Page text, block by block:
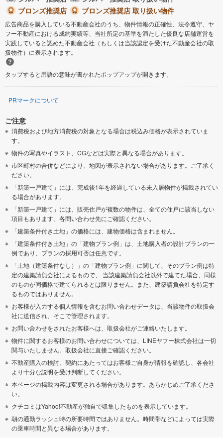
ブロンズ推奨店
ブロンズ推奨店 取り扱い物件
広告商品を購入している不動産会社のうち、物件情報の正確性、法令遵守、ヤ
フー不動産における成約実績等、当社所定の基準を満たした優良な店舗運営を
実践していると認めた不動産会社（もしくは当該認定を受けた不動産会社の取
扱物件）に表示されます。
タップすると用語の意味が書かれたポップアップが開きます。
PRマークについて
ご注意
消費税および地方消費税の対象となる場合は税込み価格が表示されていま
す。
物件の写真やイラスト、CGなどは実際と異なる場合があります。
市区町村の合併などにより、地図が表示されない場合があります。ご了承く
ださい。
「新築一戸建て」には、完成後1年を経過している未入居物件が掲載されてい
る場合があります。
「新築一戸建て」には、販売住戸が複数の物件は、全ての住戸に該当しない
項目もあります。各問い合わせ先にご確認ください。
「建築条件付き土地」の価格には、建物価格は含まれません。
「建築条件付き土地」の「建物プラン例」は、土地購入者の設計プランの一
例であり、プランの採用可否は任意です。
「土地（建築条件なし）」の「建物プラン例」に関して、そのプラン例は特
定の建築請負会社によるもので、 当該建築請負会社以外で建てた場合、同様
のものが同価格で建てられるとは限りません。また、建築請負会社を特定す
るものではありません。
お客様が入力する個人情報を含むお問い合わせデータは、当該物件の取扱会
社に送信され、そこで管理されます。
お問い合わせをされたお客様へは、取扱会社がご連絡いたします。
物件に関するお客様のお問い合わせについては、LINEヤフー株式会社は一切
関与いたしません。取扱会社に直接ご確認ください。
不動産購入の検討、契約にあたってはお客様ご自身が情報を確認し、各会社
より十分な説明を受け判断してください。
本ページの掲載内容は変更される場合があります。あらかじめご了承くださ
い。
クチコミはYahoo!不動産が独自で収集したものを表示しています。
朝の通勤ラッシュ時の所要時間ではありません。時間帯などによっては実際
の乗車時間と異なる場合があります。